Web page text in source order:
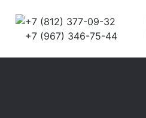
+7 (812) 377-09-32
+7 (967) 346-75-44